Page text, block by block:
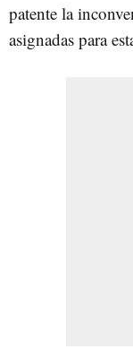
patente la
asignadas para